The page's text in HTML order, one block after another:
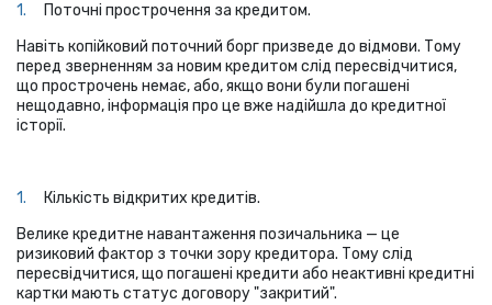
Поточні прострочення за кредитом.
Навіть копійковий поточний борг призведе до відмови. Тому
перед зверненням за новим кредитом слід пересвідчитися,
що прострочень немає, або, якщо вони були погашені
нещодавно, інформація про це вже надійшла до кредитної
історії.
Кількість відкритих кредитів.
Велике кредитне навантаження позичальника — це
ризиковий фактор з точки зору кредитора. Тому слід
пересвідчитися, що погашені кредити або неактивні кредитні
картки мають статус договору "закритий".